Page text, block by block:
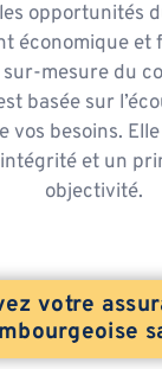
opportunités
économique et
mesure du
basée sur
vos besoins.
et un
objectivité.
votre